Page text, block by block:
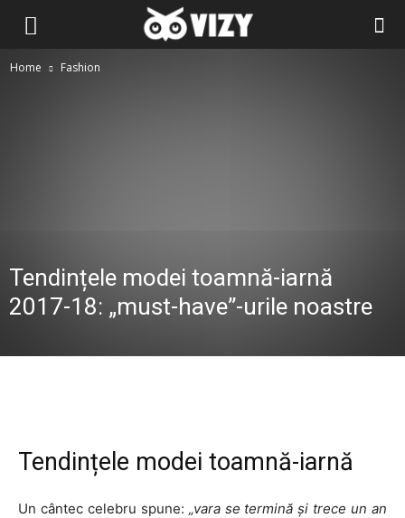
Home Fashion
Tendințele modei toamnă-iarnă
2017-18: „must-have”-urile noastre
Tendințele modei toamnă-iarnă
Un cântec celebru spune: „vara se termină și trece un an